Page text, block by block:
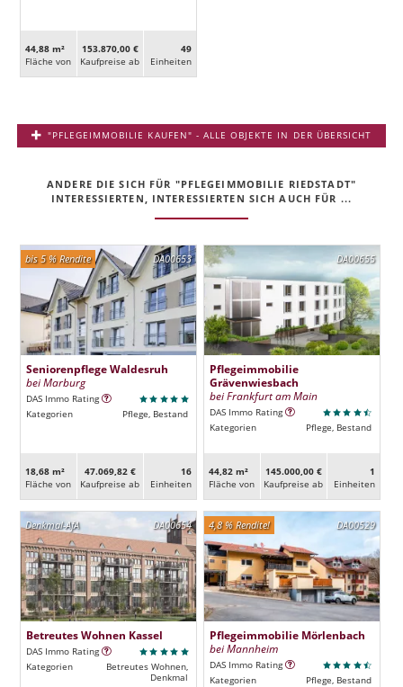
44,88 m²
Fläche von
153.870,00 €
Kaufpreise ab
49
Ein­heiten
"PFLEGEIMMOBILIE KAUFEN" - ALLE OBJEKTE IN DER ÜBERSICHT
ANDERE DIE SICH FÜR "PFLEGEIMMOBILIE RIEDSTADT"
INTERESSIERTEN, INTERESSIERTEN SICH AUCH FÜR ...
DA00653
bis 5 % Rendite
Seniorenpflege Waldesruh
bei Marburg
DAS Immo Rating
Kategorien
Pflege, Bestand
18,68 m²
Fläche von
47.069,82 €
Kaufpreise ab
16
Ein­heiten
DA00655
Pflegeimmobilie
Grävenwiesbach
bei Frankfurt am Main
DAS Immo Rating
Kategorien
Pflege, Bestand
44,82 m²
Fläche von
145.000,00 €
Kaufpreise ab
1
Ein­heiten
DA00654
Denkmal-AfA
Betreutes Wohnen Kassel
DAS Immo Rating
Kategorien
Betreutes Wohnen,
Denkmal
DA00529
4,8 % Rendite!
Pflegeimmobilie Mörlenbach
bei Mannheim
DAS Immo Rating
Kategorien
Pflege, Bestand